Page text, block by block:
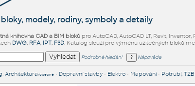
modely, rodiny, symboly a detaily
knihovna CAD a BIM blokůpro AutoCAD, AutoCAD LT, Revit,
DWG, RFA, IPT, F3D. Katalog slouží pro výměnu užitečných bloků
Podrobné hledání Nápověda
: Architektura /obecné• Dopravní stavby• Elektro• Mapování• Potrubí, TZB